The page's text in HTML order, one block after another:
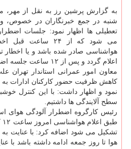
به گزارش پرشین رز به نقل از مهر،
شنبه در جمع خبرنگاران در خصوص،
تعطیلی ها اظهار نمود: جلسات
می شود که از ۲۴
هواشناسی صادر شده باشد و یا
اعلام گردد و پس از ۱۲ ساعت جلسه اضطرار تشکیل می شود.
معاون امور عمرانی استاندار تهران
کاهش ظرفیت حضور کارکنان ادارات به
نمود و اظهار داشت: با این کنترل
سطح آلایندگی ها داشتیم.
رئیس کارگروه اضطرار آلودگی هوای
تشکیل می شود اضافه کرد: با عنایت به
هوا تا روز جمعه ادامه داشته باشد با